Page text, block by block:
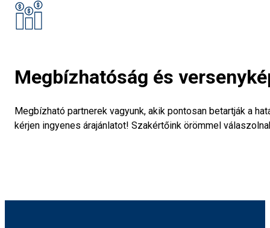
Megbízhatóság és
Megbízható partnerek vagyunk, akik pontosan betartják a
kérjen ingyenes árajánlatot! Szakértőink örömmel